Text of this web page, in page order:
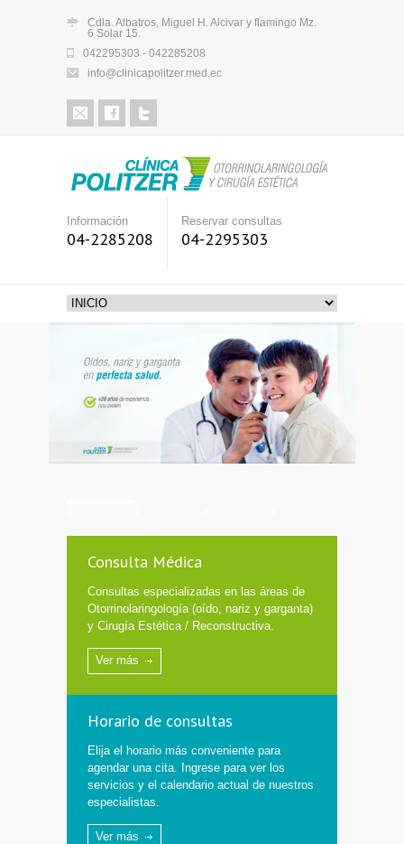
Cdla. Albatros, Miguel H. Alcivar y flamingo Mz.
6 Solar 15.
042295303 - 042285208
info@clinicapolitzer.med.ec
Información
04-2285208
Reservar consultas
04-2295303
Consulta Médica
Consultas especializadas en las áreas de
Otorrinolaringología (oído, nariz y garganta)
y Cirugía Estética / Reconstructiva.
Ver más
Horario de consultas
Elija el horario más conveniente para
agendar una cita. Ingrese para ver los
servicios y el calendario actual de nuestros
especialistas.
Ver más